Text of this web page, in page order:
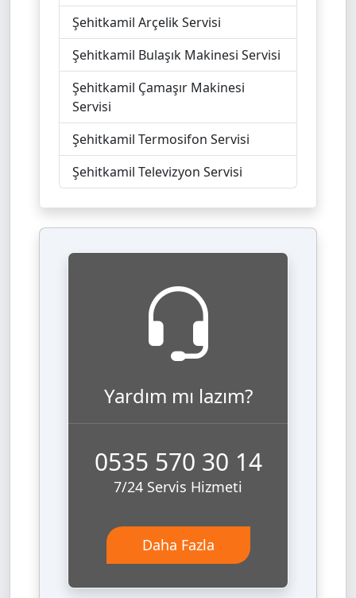
Şehitkamil Arçelik Servisi
Şehitkamil Bulaşık Makinesi Servisi
Şehitkamil Çamaşır Makinesi
Servisi
Şehitkamil Termosifon Servisi
Şehitkamil Televizyon Servisi
Yardım mı lazım?
0535 570 30 14
7/24 Servis Hizmeti
Daha Fazla